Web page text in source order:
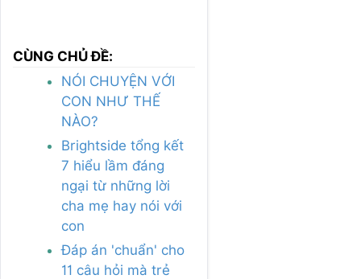
CÙNG CHỦ ĐỀ:
NÓI CHUYỆN VỚI
CON NHƯ THẾ
NÀO?
Brightside tổng kết
7 hiểu lầm đáng
ngại từ những lời
cha mẹ hay nói với
con
Đáp án 'chuẩn' cho
11 câu hỏi mà trẻ